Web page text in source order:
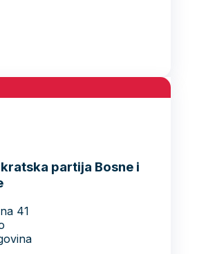
partija Bosne i
41